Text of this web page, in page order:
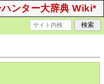
ンター大辞典 Wiki*